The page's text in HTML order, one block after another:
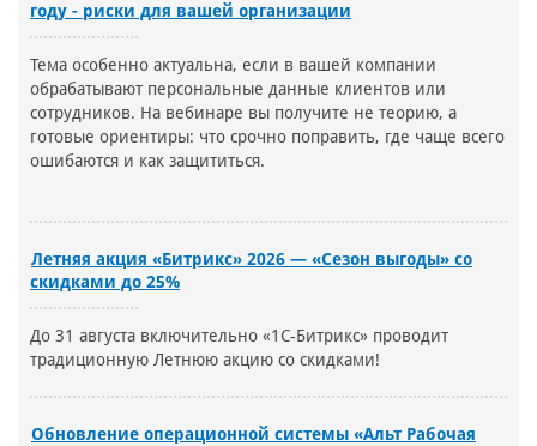
году - риски для вашей организации
Тема особенно актуальна, если в вашей компании
обрабатывают персональные данные клиентов или
сотрудников. На вебинаре вы получите не теорию, а
готовые ориентиры: что срочно поправить, где чаще всего
ошибаются и как защититься.
Летняя акция «Битрикс» 2026 — «Сезон выгоды» со
скидками до 25%
До 31 августа включительно «1С-Битрикс» проводит
традиционную Летнюю акцию со скидками!
Обновление операционной системы «Альт Рабочая